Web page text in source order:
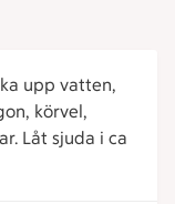
upp vatten,
körvel,
Låt sjuda i ca